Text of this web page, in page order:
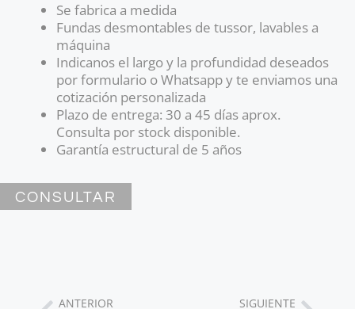
Se fabrica a medida
Fundas desmontables de tussor, lavables a
máquina
Indicanos el largo y la profundidad deseados
por formulario o Whatsapp y te enviamos una
cotización personalizada
Plazo de entrega: 30 a 45 días aprox.
Consulta por stock disponible.
Garantía estructural de 5 años
CONSULTAR
ANTERIOR SIGUIENTE